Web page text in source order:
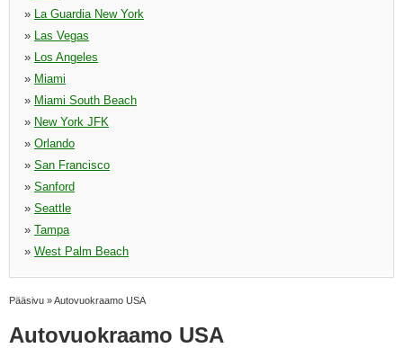
» La Guardia New York
» Las Vegas
» Los Angeles
» Miami
» Miami South Beach
» New York JFK
» Orlando
» San Francisco
» Sanford
» Seattle
» Tampa
» West Palm Beach
Pääsivu »Autovuokraamo USA
Autovuokraamo USA